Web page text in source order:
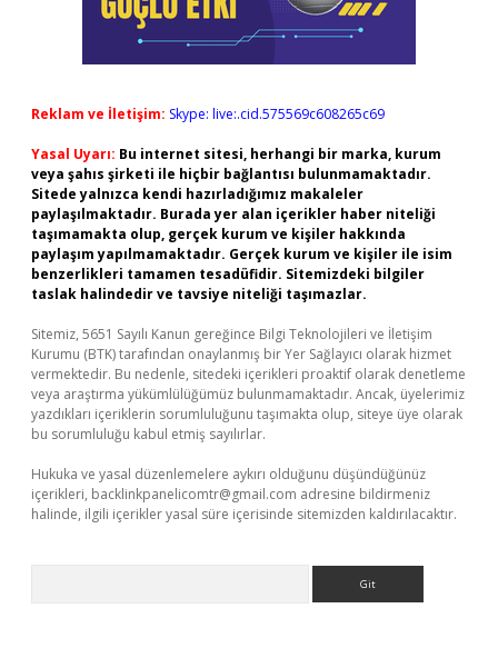
Reklam ve İletişim: Skype: live:.cid.575569c608265c69
Yasal Uyarı: Bu internet sitesi, herhangi bir marka, kurum
veya şahıs şirketi ile hiçbir bağlantısı bulunmamaktadır.
Sitede yalnızca kendi hazırladığımız makaleler
paylaşılmaktadır. Burada yer alan içerikler haber niteliği
taşımamakta olup, gerçek kurum ve kişiler hakkında
paylaşım yapılmamaktadır. Gerçek kurum ve kişiler ile isim
benzerlikleri tamamen tesadüfidir. Sitemizdeki bilgiler
taslak halindedir ve tavsiye niteliği taşımazlar.
Sitemiz, 5651 Sayılı Kanun gereğince Bilgi Teknolojileri ve İletişim
Kurumu (BTK) tarafından onaylanmış bir Yer Sağlayıcı olarak hizmet
vermektedir. Bu nedenle, sitedeki içerikleri proaktif olarak denetleme
veya araştırma yükümlülüğümüz bulunmamaktadır. Ancak, üyelerimiz
yazdıkları içeriklerin sorumluluğunu taşımakta olup, siteye üye olarak
bu sorumluluğu kabul etmiş sayılırlar.
Hukuka ve yasal düzenlemelere aykırı olduğunu düşündüğünüz
içerikleri, backlinkpanelicomtr@gmail.com adresine bildirmeniz
halinde, ilgili içerikler yasal süre içerisinde sitemizden kaldırılacaktır.